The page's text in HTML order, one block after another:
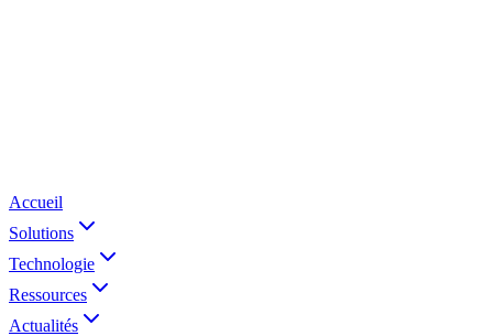
Accueil
Solutions
Technologie
Ressources
Actualités